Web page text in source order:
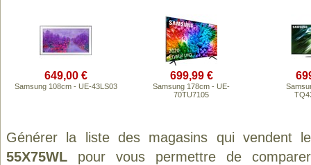
649,00 €
Samsung 108cm - UE-43LS03
699,99 €
Samsung 178cm - UE-
70TU7105
Générer la liste des magasins qui vendent
55X75WL pour vous permettre de